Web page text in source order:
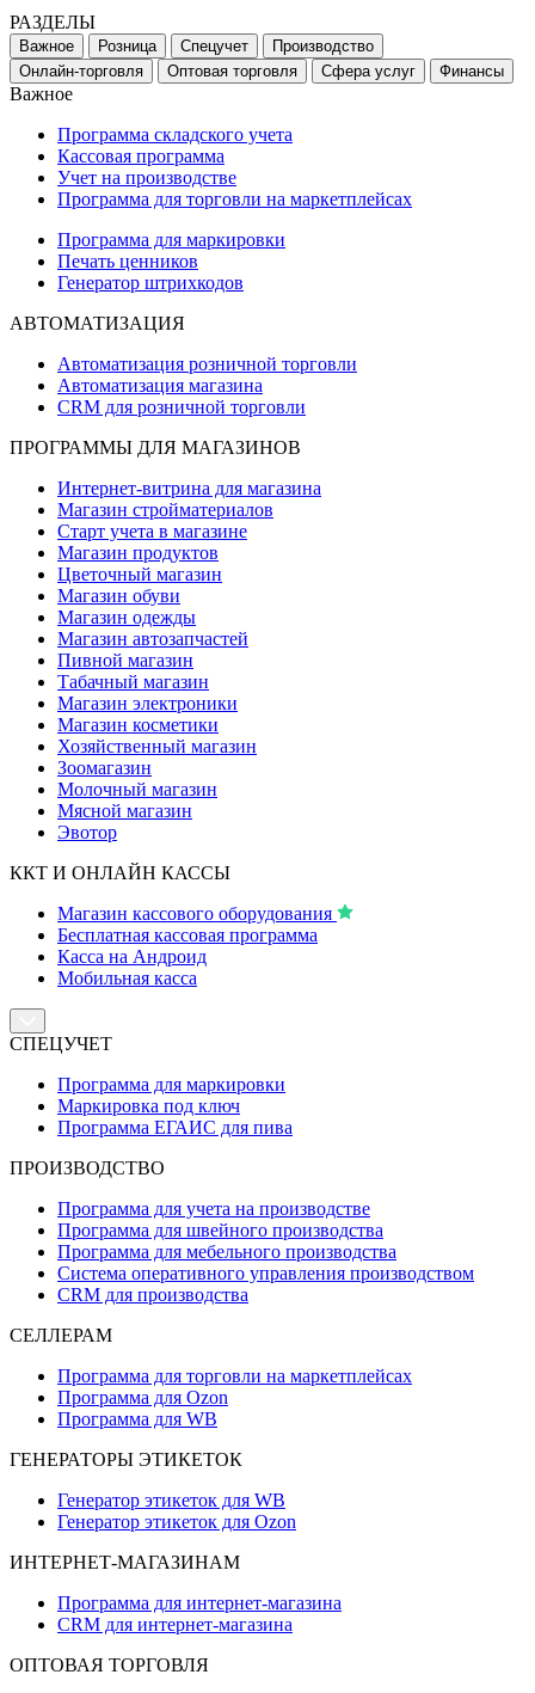
РАЗДЕЛЫ
Важное Розница Спецучет
Производство
Онлайн-торговля
Оптовая торговля Сфера услуг Финансы
Важное
Программа складского учета
Кассовая программа
Учет на производстве
Программа для торговли на маркетплейсах
Программа для маркировки
Печать ценников
Генератор штрихкодов
АВТОМАТИЗАЦИЯ
Автоматизация розничной торговли
Автоматизация магазина
CRM для розничной торговли
ПРОГРАММЫ ДЛЯ МАГАЗИНОВ
Интернет-витрина для магазина
Магазин стройматериалов
Старт учета в магазине
Магазин продуктов
Цветочный магазин
Магазин обуви
Магазин одежды
Магазин автозапчастей
Пивной магазин
Табачный магазин
Магазин электроники
Магазин косметики
Хозяйственный магазин
Зоомагазин
Молочный магазин
Мясной магазин
Эвотор
ККТ И ОНЛАЙН КАССЫ
Магазин кассового оборудования
Бесплатная кассовая программа
Касса на Андроид
Мобильная касса
СПЕЦУЧЕТ
Программа для маркировки
Маркировка под ключ
Программа ЕГАИС для пива
ПРОИЗВОДСТВО
Программа для учета на производстве
Программа для швейного производства
Программа для мебельного производства
Система оперативного управления производством
CRM для производства
СЕЛЛЕРАМ
Программа для торговли на маркетплейсах
Программа для Ozon
Программа для WB
ГЕНЕРАТОРЫ ЭТИКЕТОК
Генератор этикеток для WB
Генератор этикеток для Ozon
ИНТЕРНЕТ-МАГАЗИНАМ
Программа для интернет-магазина
CRM для интернет-магазина
ОПТОВАЯ ТОРГОВЛЯ